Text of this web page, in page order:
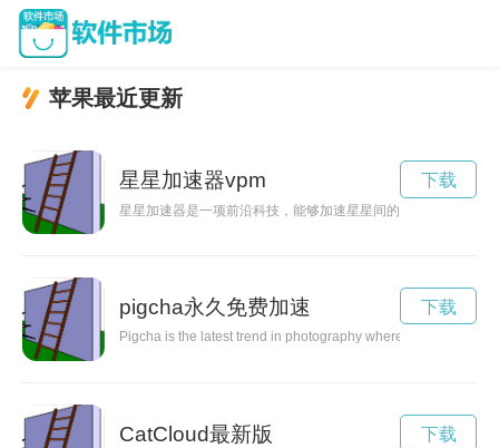
苹果最近更新
星星加速器vpm
星星加速器是一项前沿科技，能够加速星星间的移动速度，帮
下载
pigcha永久免费加速
Pigcha is the latest trend in photography where pictures are
下载
CatCloud最新版 下载